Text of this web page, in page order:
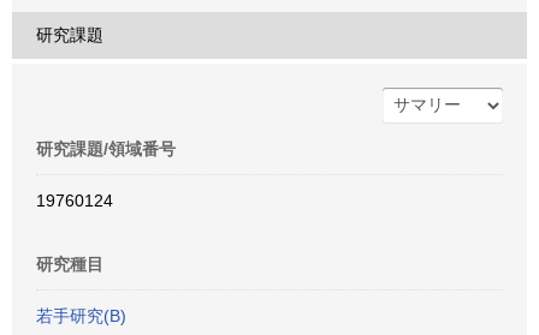
研究課題
研究課題/領域番号
19760124
研究種目
若手研究(B)